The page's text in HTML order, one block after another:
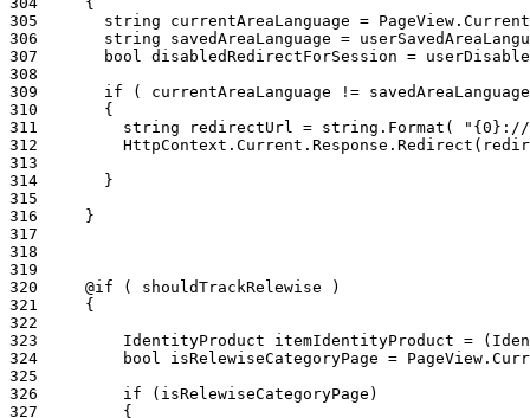
305
306
307
308
309
310
311
312
313
314
315
316
317
318
319
320
321
322
323
324
325
326
327